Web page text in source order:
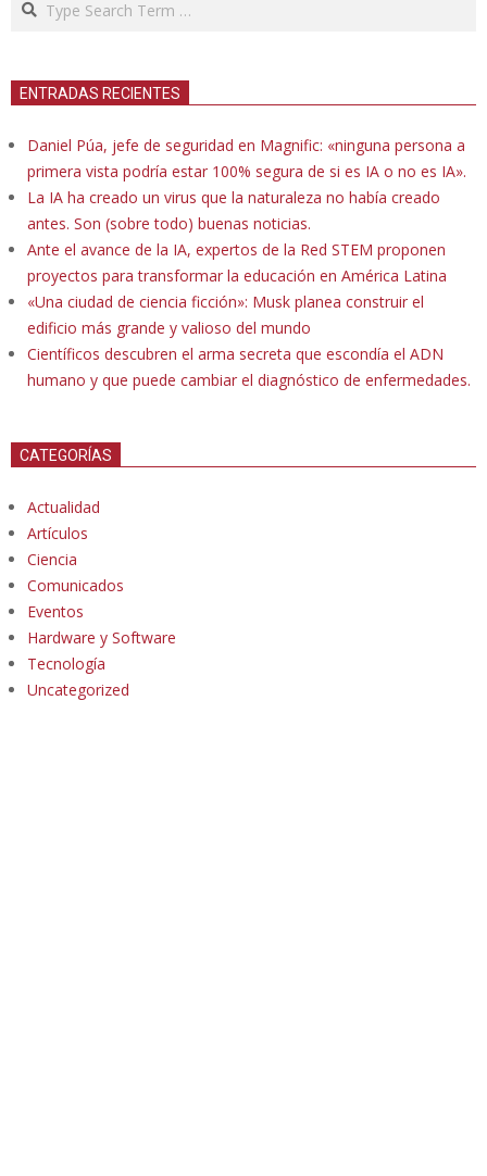
ENTRADAS RECIENTES
Daniel Púa, jefe de seguridad en Magnific: «ninguna persona a
primera vista podría estar 100% segura de si es IA o no es IA».
La IA ha creado un virus que la naturaleza no había creado
antes. Son (sobre todo) buenas noticias.
Ante el avance de la IA, expertos de la Red STEM proponen
proyectos para transformar la educación en América Latina
«Una ciudad de ciencia ficción»: Musk planea construir el
edificio más grande y valioso del mundo
Científicos descubren el arma secreta que escondía el ADN
humano y que puede cambiar el diagnóstico de enfermedades.
CATEGORÍAS
Actualidad
Artículos
Ciencia
Comunicados
Eventos
Hardware y Software
Tecnología
Uncategorized